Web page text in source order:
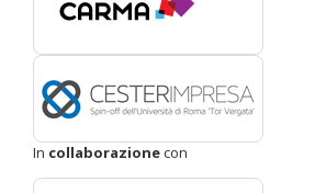
In collaborazionecon